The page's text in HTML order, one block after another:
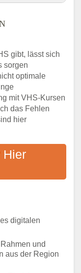
aus
um
zum
Kursen
gibt, lässt sich
sorgen
optimale
mit VHS-Kursen
das Fehlen
hier
Hier
digitalen
und
aus der Region